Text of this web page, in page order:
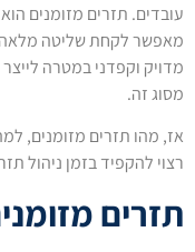
עובדים. תזרים מזומנים
מאפשר לקחת שליטה מלאה
מדויק וקפדני במטרה לייצר
מסוג זה.
אז, מהו תזרים מזומנים,
רצוי להקפיד בזמן ניהול
תזרים